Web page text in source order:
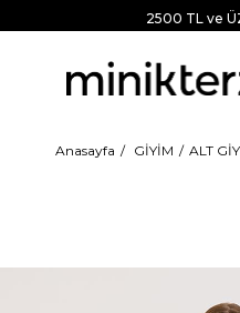
2500 TL ve
Anasayfa GİYİM ALT